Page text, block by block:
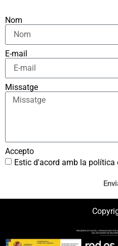
Nom
E-mail
Missatge
Accepto
Estic d'acord amb la política